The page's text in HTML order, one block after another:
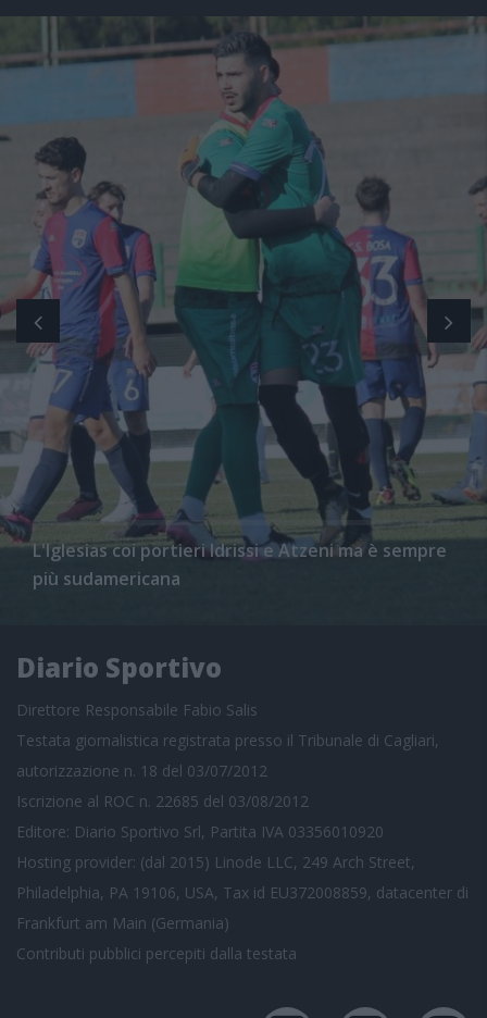
L'Iglesias coi portieri Idrissi e Atzeni ma è sempre
più sudamericana
Diario Sportivo
Direttore Responsabile Fabio Salis
Testata giornalistica registrata presso il Tribunale di Cagliari,
autorizzazione n. 18 del 03/07/2012
Iscrizione al ROC n. 22685 del 03/08/2012
Editore: Diario Sportivo Srl, Partita IVA 03356010920
Hosting provider: (dal 2015) Linode LLC, 249 Arch Street,
Philadelphia, PA 19106, USA, Tax id EU372008859, datacenter di
Frankfurt am Main (Germania)
Contributi pubblici percepiti dalla testata